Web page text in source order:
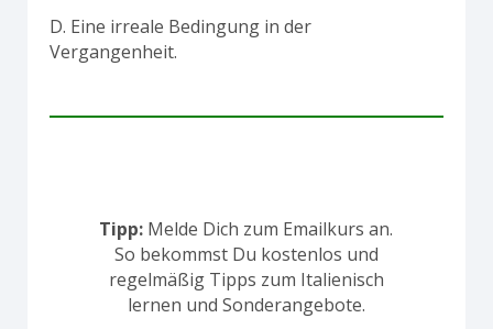
D. Eine irreale Bedingung in der
Vergangenheit.
Tipp: Melde Dich zum Emailkurs an.
So bekommst Du kostenlos und
regelmäßig Tipps zum Italienisch
lernen und Sonderangebote.